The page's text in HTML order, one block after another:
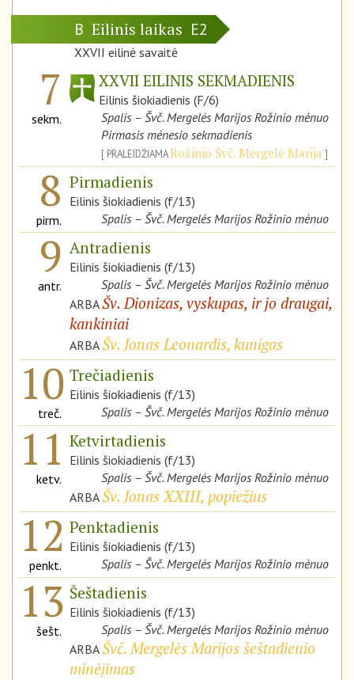
B Eilinis laikas E2
XXVII eilinė savaitė
7
sekm.
XXVII EILINIS SEKMADIENIS
Eilinis šiokiadienis (F/6)
Spalis – Švč. Mergelės Marijos Rožinio mėnuo
Pirmasis mėnesio sekmadienis
PRALEIDŽIAMARožinio Švč. Mergelė Marija
8
pirm.
Pirmadienis
Eilinis šiokiadienis (f/13)
Spalis – Švč. Mergelės Marijos Rožinio mėnuo
9
antr.
Antradienis
Eilinis šiokiadienis (f/13)
Spalis – Švč. Mergelės Marijos Rožinio mėnuo
ARBAŠv. Dionizas, vyskupas, ir jo draugai,
kankiniai
ARBAŠv. Jonas Leonardis, kunigas
10
treč.
Trečiadienis
Eilinis šiokiadienis (f/13)
Spalis – Švč. Mergelės Marijos Rožinio mėnuo
11
ketv.
Ketvirtadienis
Eilinis šiokiadienis (f/13)
Spalis – Švč. Mergelės Marijos Rožinio mėnuo
ARBAŠv. Jonas XXIII, popiežius
12
penkt.
Penktadienis
Eilinis šiokiadienis (f/13)
Spalis – Švč. Mergelės Marijos Rožinio mėnuo
13
šešt.
Šeštadienis
Eilinis šiokiadienis (f/13)
Spalis – Švč. Mergelės Marijos Rožinio mėnuo
ARBAŠvč. Mergelės Marijos šeštadienio
minėjimas